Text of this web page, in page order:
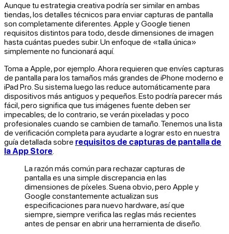
Aunque tu estrategia creativa podría ser similar en ambas
tiendas, los detalles técnicos para enviar capturas de pantalla
son completamente diferentes. Apple y Google tienen
requisitos distintos para todo, desde dimensiones de imagen
hasta cuántas puedes subir. Un enfoque de «talla única»
simplemente no funcionará aquí.
Toma a Apple, por ejemplo. Ahora requieren que envíes capturas
de pantalla para los tamaños más grandes de iPhone moderno e
iPad Pro. Su sistema luego las reduce automáticamente para
dispositivos más antiguos y pequeños. Esto podría parecer más
fácil, pero significa que tus imágenes fuente deben ser
impecables; de lo contrario, se verán pixeladas y poco
profesionales cuando se cambien de tamaño. Tenemos una lista
de verificación completa para ayudarte a lograr esto en nuestra
guía detallada sobre requisitos de capturas de pantalla de
la App Store
La razón más común para rechazar capturas de
pantalla es una simple discrepancia en las
dimensiones de píxeles. Suena obvio, pero Apple y
Google constantemente actualizan sus
especificaciones para nuevo hardware, así que
siempre,siempre verifica las reglas más recientes
antes de pensar en abrir una herramienta de diseño.